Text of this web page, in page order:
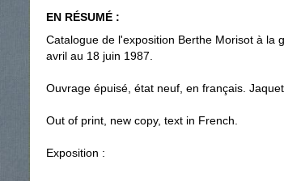
EN RÉSUMÉ :
Catalogue de l'exposition Berthe Morisot à la
avril au 18 juin 1987.
Ouvrage épuisé, état neuf, en français.
Out of print, new copy, text in French.
Exposition :